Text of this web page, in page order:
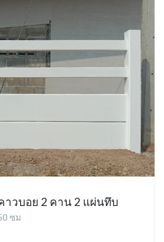
าวบอย 2 คาน 2 แผ่นทึบ
ซม